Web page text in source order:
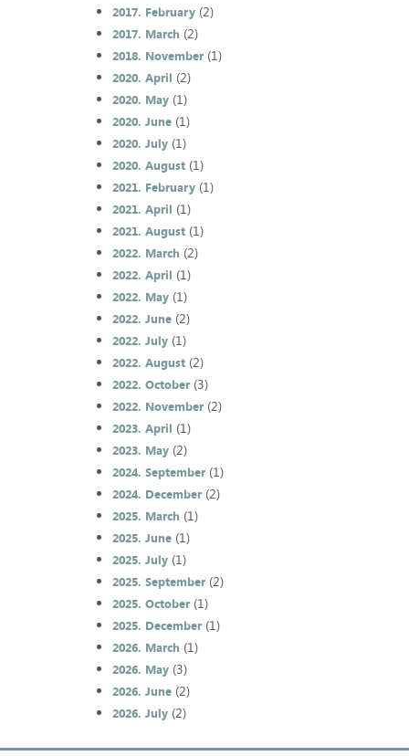
2017. February(2)
2017. March (2)
2018. November(1)
2020. April (2)
2020. May(1)
2020. June(1)
2020. July(1)
2020. August(1)
2021. February(1)
2021. April (1)
2021. August(1)
2022. March (2)
2022. April (1)
2022. May(1)
2022. June(2)
2022. July(1)
2022. August(2)
2022. October(3)
2022. November(2)
2023. April (1)
2023. May(2)
2024. September(1)
2024. December(2)
2025. March (1)
2025. June(1)
2025. July(1)
2025. September(2)
2025. October(1)
2025. December(1)
2026. March (1)
2026. May(3)
2026. June(2)
2026. July(2)